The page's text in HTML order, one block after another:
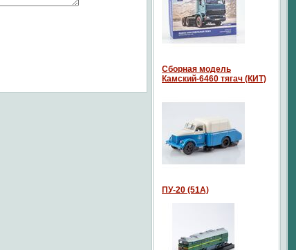
Сборная модель
Камский-6460 тягач (КИТ)
ПУ-20 (51А)